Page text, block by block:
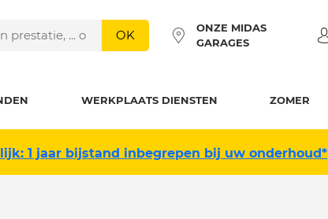
OK
ONZE MIDAS
GARAGES
WERKPLAATS DIENSTEN ZOMER
1 jaar bijstand inbegrepen bij uw onderhoud*